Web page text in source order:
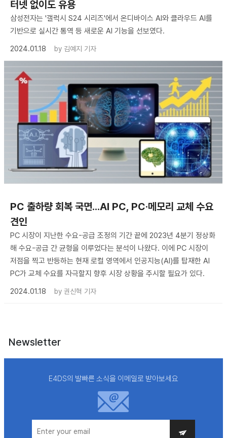
터넷 없이도 유용
삼성전자는 '갤럭시 S24 시리즈'에서 온디바이스 AI와 클라우드 AI를
기반으로 실시간 통역 등 새로운 AI 기능을 선보였다.
2024.01.18
by 김예지 기자
PC 출하량 회복 국면...AI PC, PC·메모리 교체 수요
견인
PC 시장이 지난한 수요-공급 조정의 기간 끝에 2023년 4분기 정상화
해 수요-공급 간 균형을 이루었다는 분석이 나왔다. 이에 PC 시장이
저점을 찍고 반등하는 현재 로컬 영역에서 인공지능(AI)를 탑재한 AI
PC가 교체 수요를 자극할지 향후 시장 상황을 주시할 필요가 있다.
2024.01.18
by 권신혁 기자
Newsletter
E4DS의 발빠른 소식을 이메일로 받아보세요